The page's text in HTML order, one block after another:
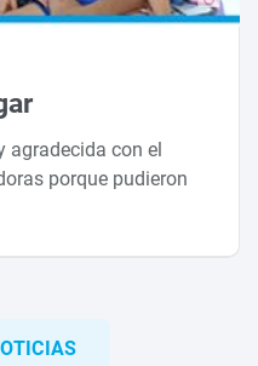
agradecida con el
porque pudieron